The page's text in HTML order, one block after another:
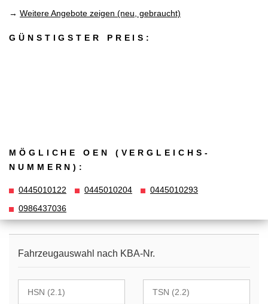
→ Weitere Angebote zeigen (neu, gebraucht)
GÜNSTIGSTER PREIS:
MÖGLICHE OEN (VERGLEICHS­
NUMMERN):
0445010122 0445010204
0445010293
0986437036
Fahrzeugauswahl nach KBA-Nr.